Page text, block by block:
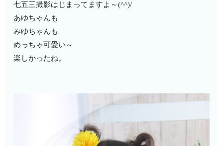
七五三撮影はじまってますよ～(^^)/
あゆちゃんも
みゆちゃんも
めっちゃ可愛い～
楽しかったね。